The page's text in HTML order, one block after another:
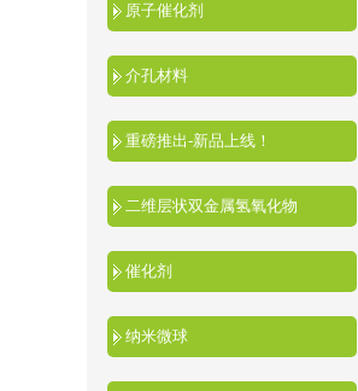
原子催化剂
介孔材料
重磅推出-新品上线！
二维层状双金属氢氧化物
催化剂
纳米微球